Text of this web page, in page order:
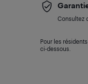
Consultez
Pour les
ci-dessous.